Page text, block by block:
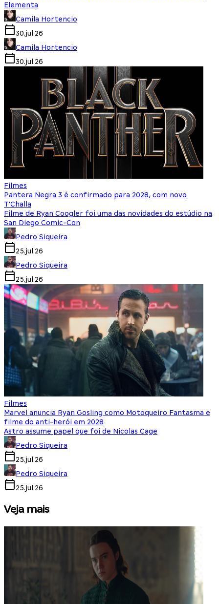
Elementa
Camila Hortencio
30.jul.26
Camila Hortencio
30.jul.26
Filmes
Pantera Negra 3 é confirmado para 2028, com novo
T'Challa
Filme de Ryan Coogler foi uma das novidades do estúdio na
San Diego Comic-Con
Pedro Siqueira
25.jul.26
Pedro Siqueira
25.jul.26
Filmes
Marvel anuncia Ryan Gosling como Motoqueiro Fantasma e
filme do anti-herói em 2028
Astro assume papel que foi de Nicolas Cage
Pedro Siqueira
25.jul.26
Pedro Siqueira
25.jul.26
Veja mais